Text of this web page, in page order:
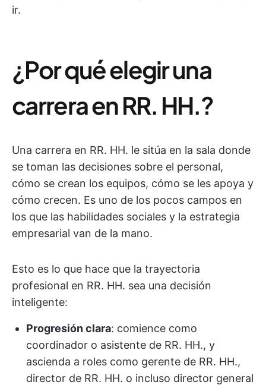
ir.
¿Por qué elegir una
carrera en RR. HH.?
Una carrera en RR. HH. le sitúa en la sala donde
se toman las decisiones sobre el personal,
cómo se crean los equipos, cómo se les apoya y
cómo crecen. Es uno de los pocos campos en
los que las habilidades sociales y la estrategia
empresarial van de la mano.
Esto es lo que hace que la trayectoria
profesional en RR. HH. sea una decisión
inteligente:
Progresión clara: comience como
coordinador o asistente de RR. HH., y
ascienda a roles como gerente de RR. HH.,
director de RR. HH. o incluso director general